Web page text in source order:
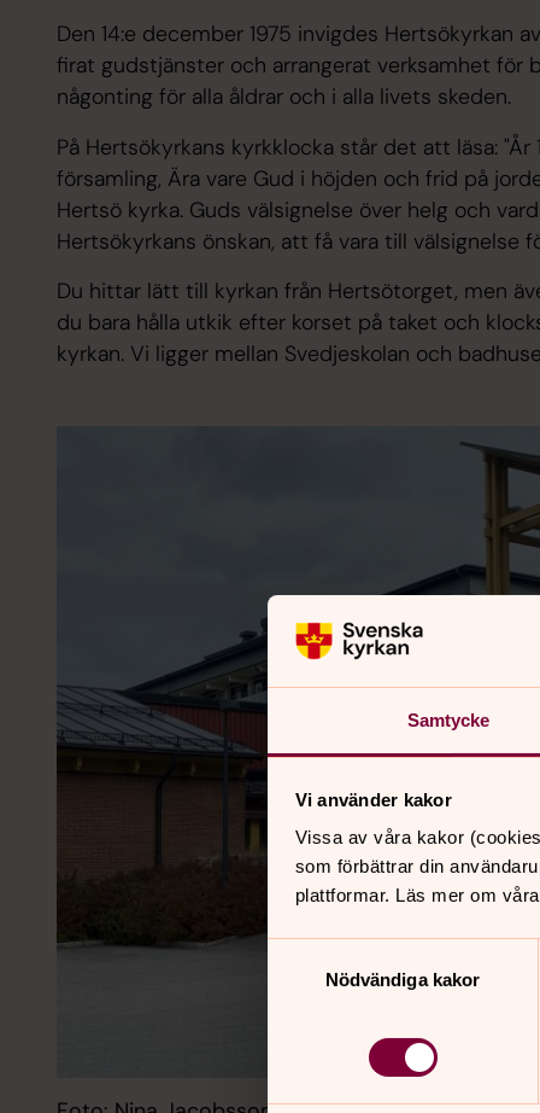
Samtycke
Vi använder kakor
Vissa av våra kakor
som förbättrar din
plattformar. Läs mer om
Nödvändiga kakor
Den 14:e december 1975 invigdes Hertsökyrkan
firat gudstjänster och arrangerat verksamhet för
någonting för alla åldrar och i alla livets skeden.
På Hertsökyrkans kyrkklocka står det att läsa:
församling, Ära vare Gud i höjden och frid på
Hertsö kyrka. Guds välsignelse över helg och
Hertsökyrkans önskan, att få vara till välsignelse
Du hittar lätt till kyrkan från Hertsötorget, men
du bara hålla utkik efter korset på taket och
kyrkan. Vi ligger mellan Svedjeskolan och